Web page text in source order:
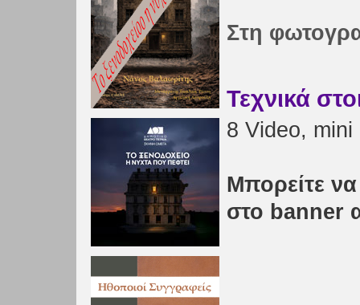
Στη
Τεχνικά
8 Video, mini
Μπορείτε να
στο banner